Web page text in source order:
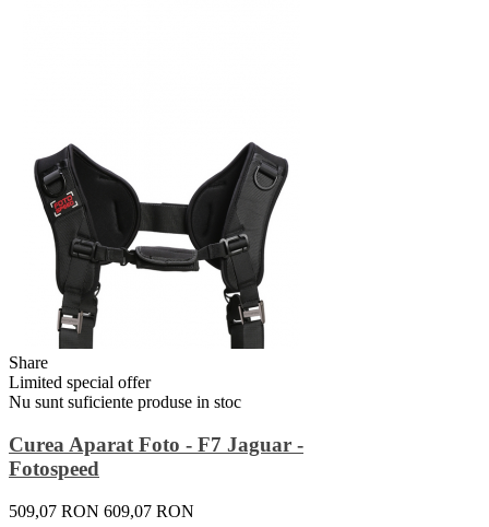
Share
Limited special offer
Nu sunt suficiente produse in stoc
Curea Aparat Foto - F7 Jaguar -
Fotospeed
509,07 RON 609,07 RON